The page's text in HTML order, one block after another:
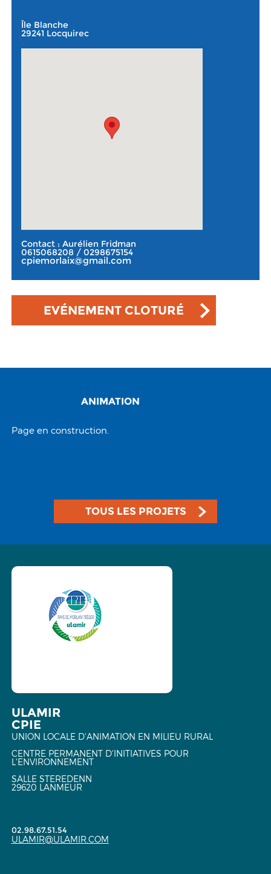
Île Blanche
29241 Locquirec
Contact : Aurélien Fridman
0615068208 / 0298675154
cpiemorlaix@gmail.com
EVÉNEMENT CLOTURÉ
ANIMATION
Page en construction.
TOUS LES PROJETS
ULAMIR
CPIE
UNION LOCALE D'ANIMATION EN MILIEU RURAL
CENTRE PERMANENT D'INITIATIVES POUR
L'ENVIRONNEMENT
SALLE STEREDENN
29620 LANMEUR
02.98.67.51.54
ULAMIR@ULAMIR.COM